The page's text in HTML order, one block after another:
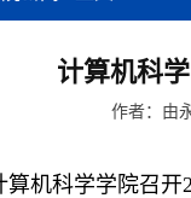
计算机科
作者：由
算机科学学院召开